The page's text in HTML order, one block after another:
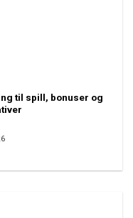
til spill, bonuser og